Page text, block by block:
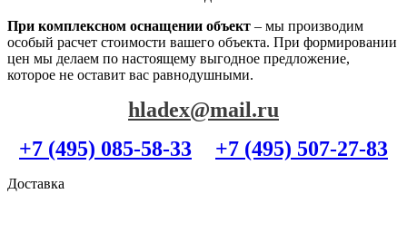
При комплексном оснащении объект – мы производим
особый расчет стоимости вашего объекта. При формировании
цен мы делаем по настоящему выгодное предложение,
которое не оставит вас равнодушными.
hladex@mail.ru
+7 (495) 085-58-33
+7 (495) 507-27-83
Доставка